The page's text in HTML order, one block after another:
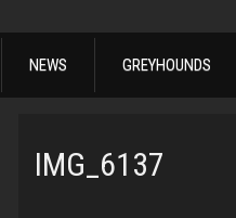
NEWS GREYHOUNDS
IMG_6137